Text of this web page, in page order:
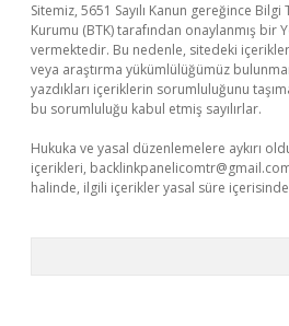
Sitemiz, 5651 Sayılı Kanun gereğince
Kurumu (BTK) tarafından onaylanmış bir
vermektedir. Bu nedenle, sitedeki
veya araştırma yükümlülüğümüz
yazdıkları içeriklerin sorumluluğunu
bu sorumluluğu kabul etmiş sayılırlar.
Hukuka ve yasal düzenlemelere aykırı
içerikleri,
halinde, ilgili içerikler yasal süre içerisinde